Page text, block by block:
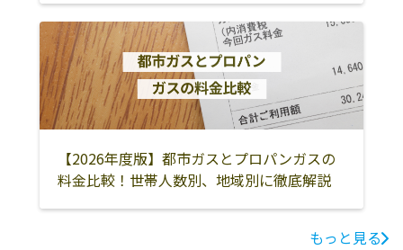
猿島郡五霞町
猿島郡境町
【2026年度版】都市ガスとプロパンガスの
料金比較！世帯人数別、地域別に徹底解説
もっと見る